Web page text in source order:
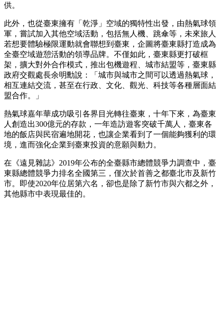
供。
此外，也從臺東擁有「乾淨」空域的獨特性出發，由熱氣球領
軍，嘗試加入其他空域活動，包括無人機、跳傘等，未來旅人
若想要體驗極限運動就會聯想到臺東，企圖將臺東縣打造成為
全臺空域遊憩活動的領導品牌。不僅如此，臺東縣更打破框
架，擴大對外合作模式，推出包機遊程、城市結盟等，臺東縣
政府交觀處長余明勳說：「城市與城市之間可以透過熱氣球，
相互連結交流，甚至在行政、文化、觀光、科技等各種層面結
盟合作。」
熱氣球嘉年華成功吸引各界目光轉往臺東，十年下來，為臺東
人創造出300億元的存款，一年造訪遊客突破千萬人，臺東各
地的飯店與民宿遍地開花，也讓企業看到了一個能夠獲利的環
境，進而強化企業到臺東投資的意願與動力。
在《遠見雜誌》2019年公布的全臺縣市總體競爭力調查中，臺
東縣總體競爭力排名全國第三，僅次於首善之都臺北市及新竹
市。即使2020年位居第六名，卻也是除了新竹市與六都之外，
其他縣市中表現最佳的。